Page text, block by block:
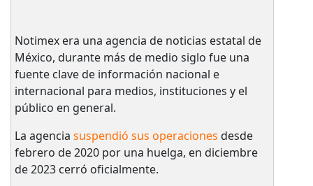
Notimex era una agencia de noticias estatal de
México, durante más de medio siglo fue una
fuente clave de información nacional e
internacional para medios, instituciones y el
público en general.
La agencia suspendió sus operaciones desde
febrero de 2020 por una huelga, en diciembre
de 2023 cerró oficialmente.